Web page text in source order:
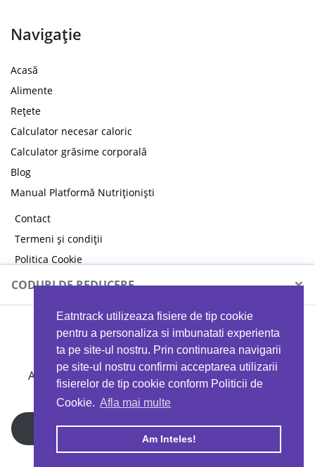
Eatntrack utilizeaza fisiere de tip cookie
pentru a personaliza si imbunatati experienta
ta pe site-ul nostru. Prin continuarea navigarii
pe site-ul nostru confirmi acceptarea utilizarii
fisierelor de tip cookie conform Politicii de
Cookie. Afla mai multe
Am Inteles!
Navigație
Acasă
Alimente
Rețete
Calculator necesar caloric
Calculator grăsime corporală
Blog
Manual Platformă Nutriționiști
Contact
Termeni și condiții
Politica Cookie
Politica de confidențialitate
Copyright © 2026 EAT & TRACK S.R.L
CODURI DE REDUCERE ×
MYPROTEIN
Ai 40%reducere la orice comandă folosind codul
EATTRACK
Profită acum